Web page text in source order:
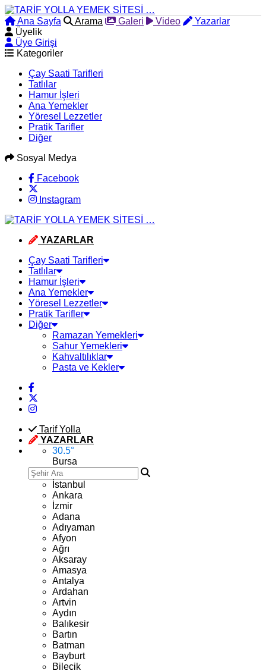
Ana Sayfa Arama Galeri Video
Yazarlar
Üyelik
Üye Girişi
Kategoriler
Çay Saati Tarifleri
Tatlılar
Hamur İşleri
Ana Yemekler
Yöresel Lezzetler
Pratik Tarifler
Diğer
Sosyal Medya
Facebook
Instagram
YAZARLAR
Çay Saati Tarifleri
Tatlılar
Hamur İşleri
Ana Yemekler
Yöresel Lezzetler
Pratik Tarifler
Diğer
Ramazan Yemekleri
Sahur Yemekleri
Kahvaltılıklar
Pasta ve Kekler
Tarif Yolla
YAZARLAR
30.5°
Bursa
İstanbul
Ankara
İzmir
Adana
Adıyaman
Afyon
Ağrı
Aksaray
Amasya
Antalya
Ardahan
Artvin
Aydın
Balıkesir
Bartın
Batman
Bayburt
Bilecik